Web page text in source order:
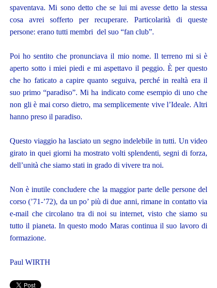
spaventava. Mi sono detto che se lui mi avesse detto la stessa
cosa avrei sofferto per recuperare. Particolarità di queste
persone: erano tutti membri del suo “fan club”.
Poi ho sentito che pronunciava il mio nome. Il terreno mi si è
aperto sotto i miei piedi e mi aspettavo il peggio. È per questo
che ho faticato a capire quanto seguiva, perché in realtà era il
suo primo “paradiso”. Mi ha indicato come esempio di uno che
non gli è mai corso dietro, ma semplicemente vive l’Ideale. Altri
hanno preso il paradiso.
Questo viaggio ha lasciato un segno indelebile in tutti. Un video
girato in quei giorni ha mostrato volti splendenti, segni di forza,
dell’unità che siamo stati in grado di vivere tra noi.
Non è inutile concludere che la maggior parte delle persone del
corso (’71-’72), da un po’ più di due anni, rimane in contatto via
e-mail che circolano tra di noi su internet, visto che siamo su
tutto il pianeta. In questo modo Maras continua il suo lavoro di
formazione.
Paul WIRTH